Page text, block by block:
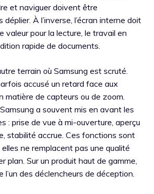
et naviguer doivent être
À l’inverse, l’écran interne doit
valeur pour la lecture, le travail en
rapide de documents.
terrain où Samsung est scruté.
accusé un retard face aux
matière de capteurs ou de zoom.
a souvent mis en avant les
: prise de vue à mi-ouverture, aperçu
stabilité accrue. Ces fonctions sont
ne remplacent pas une qualité
plan. Sur un produit haut de gamme,
l’un des déclencheurs de déception.